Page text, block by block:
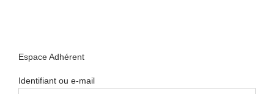
Espace Adhérent
Identifiant ou e-mail